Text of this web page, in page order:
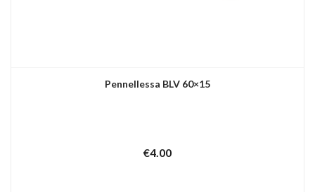
Pennellessa BLV 60×15
€4.00